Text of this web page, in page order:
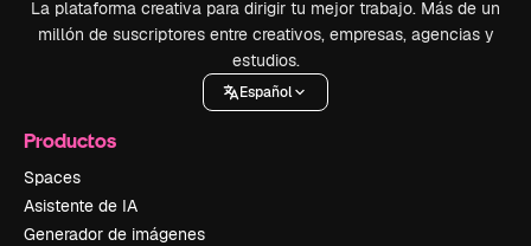
La plataforma creativa para dirigir tu mejor trabajo. Más de un
millón de suscriptores entre creativos, empresas, agencias y
estudios.
Español
Productos
Spaces
Asistente de IA
Generador de imágenes